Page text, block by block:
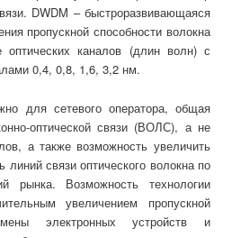
DWDM – быстроразвивающаяся
пропускной способности волокна
каналов (длин волн) с
0,4, 0,8, 1,6, 3,2 нм.
для сетевого оператора, общая
оптической связи (ВОЛС), а не
а также возможность увеличить
линий связи оптического волокна по
рынка. Возможность технологии
увеличением пропускной
электронных устройств и